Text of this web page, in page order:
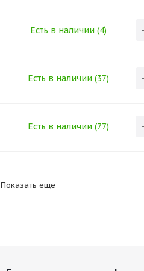
Есть в наличии (4)
Есть в наличии (37)
Есть в наличии (77)
Показать еще